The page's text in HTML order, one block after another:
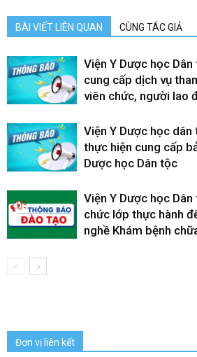
BÀI VIẾT LIÊN QUAN CÙNG TÁC GIẢ
Viện Y Dược học
cung cấp dịch vụ
viên chức, người lao
Viện Y Dược học
thực hiện cung cấp
Dược học Dân tộc
Viện Y Dược học
chức lớp thực hành
nghề Khám bệnh
Đơn vị liên kết